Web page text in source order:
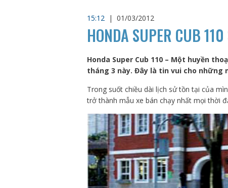
15:12 | 01/03/2012
HONDA SUPER CUB
Honda Super Cub 110 – Một huyền
tháng 3 này. Đây là tin vui cho những
Trong suốt chiều dài lịch sử tồn tại của
trở thành mẫu xe bán chạy nhất mọi thời